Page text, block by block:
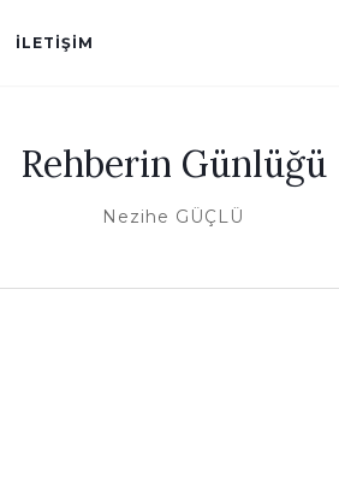
İLETIŞIM
Rehberin Günlüğü
Nezihe GÜÇLÜ